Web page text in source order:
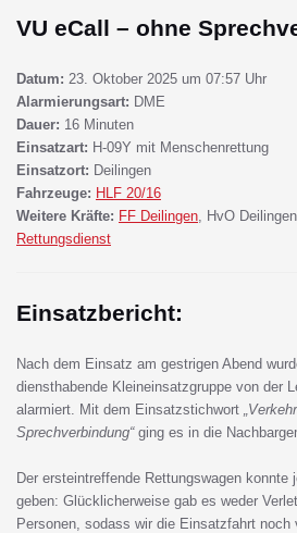
VU eCall – ohne
Datum: 23. Oktober 2025 um 07:57 Uhr
Alarmierungsart: DME
Dauer: 16 Minuten
Einsatzart: H-09Y mit Menschenrettung
Einsatzort: Deilingen
Fahrzeuge: HLF 20/16
Weitere Kräfte: FF Deilingen, HvO
Rettungsdienst
Einsatzbericht:
Nach dem Einsatz am gestrigen Abend
diensthabende Kleineinsatzgruppe von der
alarmiert. Mit dem Einsatzstichwort
Sprechverbindung“ging es in die
Der ersteintreffende Rettungswagen konnte
geben: Glücklicherweise gab es weder
Personen, sodass wir die Einsatzfahrt noch